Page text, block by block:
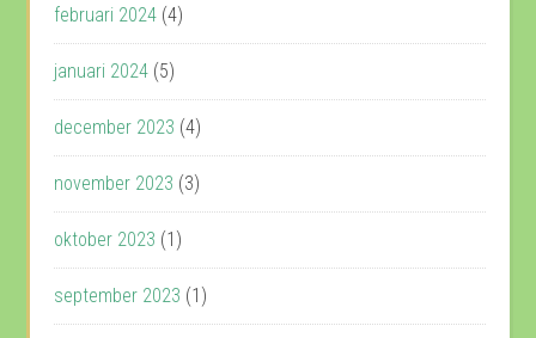
februari 2024 (4)
januari 2024 (5)
december 2023 (4)
november 2023 (3)
oktober 2023 (1)
september 2023 (1)